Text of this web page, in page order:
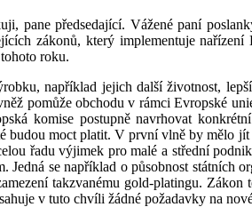
pane předsedající. Vážené paní
zákonů, který implementuje
roku.
například jejich další životnost,
pomůže obchodu v rámci Evropské
komise postupně navrhovat
budou moct platit. V první vlně by mělo
řadu výjimek pro malé a střední
Jedná se například o působnost
takzvanému gold-platingu.
v tuto chvíli žádné požadavky na